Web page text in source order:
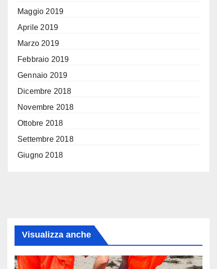
Maggio 2019
Aprile 2019
Marzo 2019
Febbraio 2019
Gennaio 2019
Dicembre 2018
Novembre 2018
Ottobre 2018
Settembre 2018
Giugno 2018
Visualizza anche